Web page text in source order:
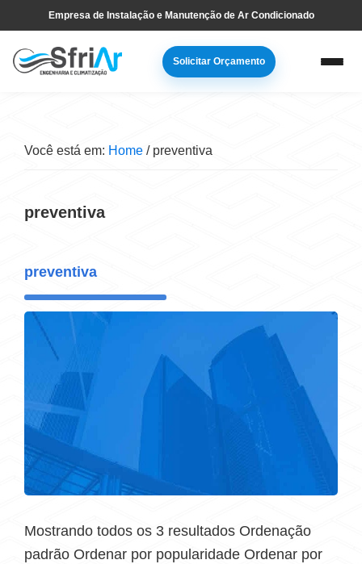
para
navegação
to
main
Empresa de Instalação e Manutenção de Ar Condicionado
Solicitar Orçamento
Você está em: Home /preventiva
preventiva
preventiva
Mostrando todos os 3 resultados Ordenação
padrão Ordenar por popularidade Ordenar por